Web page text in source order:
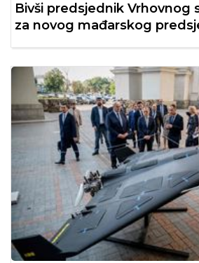
Bivši predsjednik Vrhovnog
za novog mađarskog